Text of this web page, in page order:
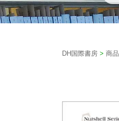
DH国際書房 > 商品